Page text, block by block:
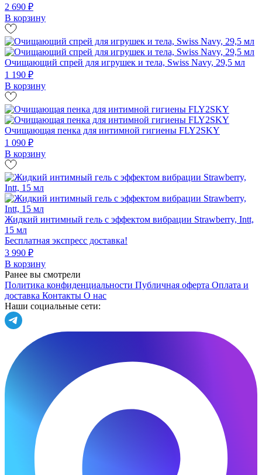
2 690 ₽
В корзину
Очищающий спрей для игрушек и тела, Swiss Navy, 29,5 мл
1 190 ₽
В корзину
Очищающая пенка для интимной гигиены FLY2SKY
1 090 ₽
В корзину
Жидкий интимный гель с эффектом вибрации Strawberry, Intt,
15 мл
Бесплатная экспресс доставка!
3 990 ₽
В корзину
Ранее вы смотрели
Политика конфиденциальности Публичная оферта Оплата и
доставка Контакты О нас
Наши социальные сети: